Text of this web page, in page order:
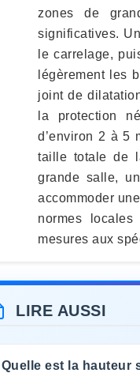
zones de
significatives.
le carrelage,
légèrement les
joint de
la protection
d’environ 2 à 5
taille totale de
grande salle,
accommoder
normes
mesures aux
LIRE AUSSI
Quelle est la hauteur